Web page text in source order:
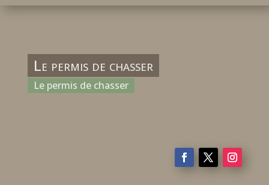
Le permis de chasser
Le permis de chasser